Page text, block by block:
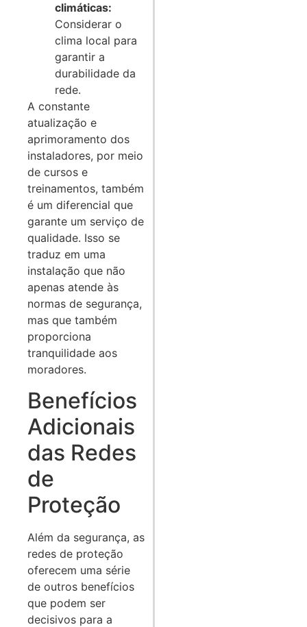
climáticas:
Considerar o
clima local para
garantir a
durabilidade da
rede.
A constante
atualização e
aprimoramento dos
instaladores, por meio
de cursos e
treinamentos, também
é um diferencial que
garante um serviço de
qualidade. Isso se
traduz em uma
instalação que não
apenas atende às
normas de segurança,
mas que também
proporciona
tranquilidade aos
moradores.
Benefícios
Adicionais
das Redes
de
Proteção
Além da segurança, as
redes de proteção
oferecem uma série
de outros benefícios
que podem ser
decisivos para a